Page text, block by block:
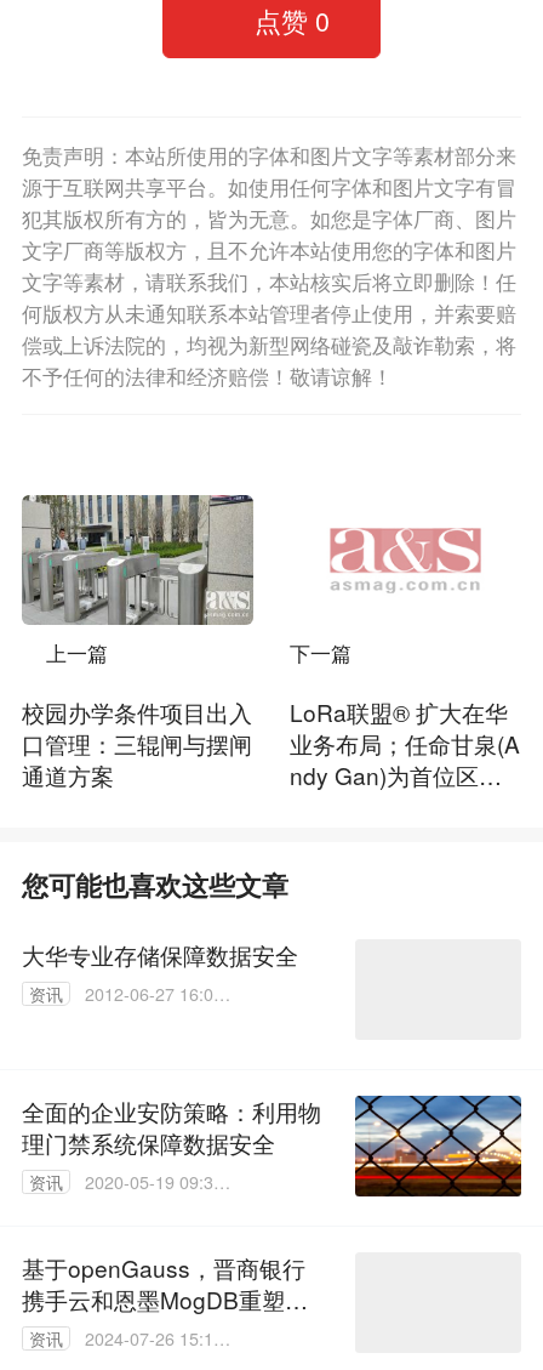
点赞 0
免责声明：本站所使用的字体和图片文字等素材部分来
源于互联网共享平台。如使用任何字体和图片文字有冒
犯其版权所有方的，皆为无意。如您是字体厂商、图片
文字厂商等版权方，且不允许本站使用您的字体和图片
文字等素材，请联系我们，本站核实后将立即删除！任
何版权方从未通知联系本站管理者停止使用，并索要赔
偿或上诉法院的，均视为新型网络碰瓷及敲诈勒索，将
不予任何的法律和经济赔偿！敬请谅解！
上一篇
校园办学条件项目出入
口管理：三辊闸与摆闸
通道方案
下一篇
LoRa联盟® 扩大在华
业务布局；任命甘泉(A
ndy Gan)为首位区域
您可能也喜欢这些文章
大华专业存储保障数据安全
资讯
2012-06-27 16:03:
全面的企业安防策略：利用物
理门禁系统保障数据安全
资讯
2020-05-19 09:37:
基于openGauss，晋商银行
携手云和恩墨MogDB重塑数
据安全与业务创新新范式
资讯
2024-07-26 15:18: